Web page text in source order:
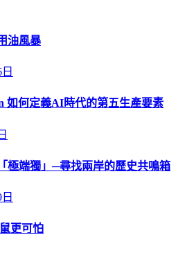
油風暴
何定義AI時代的第五生產要素
極端獨」─尋找兩岸的歷史共鳴箱
更可怕